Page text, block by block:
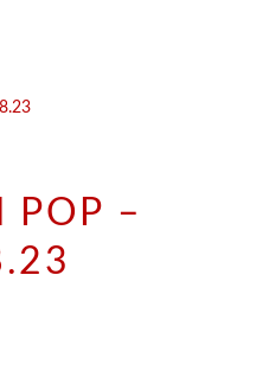
POP –